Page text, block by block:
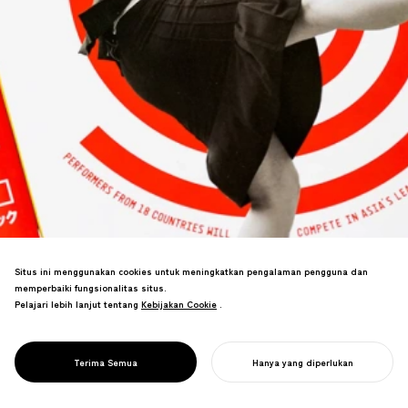
PROJECT
WORLD CUP IN
SHIZUOKA
Branding untuk festival pertunjukan
jalanan terbesar di Asia.
Situs ini menggunakan cookies untuk meningkatkan pengalaman pengguna dan
memperbaiki fungsionalitas situs.
Pelajari lebih lanjut tentang Kebijakan Cookie
Kebijakan Cookie .
Terima Semua Hanya yang diperlukan